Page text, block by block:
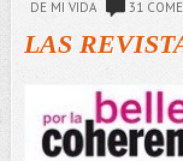
DE MI VIDA
31
LAS